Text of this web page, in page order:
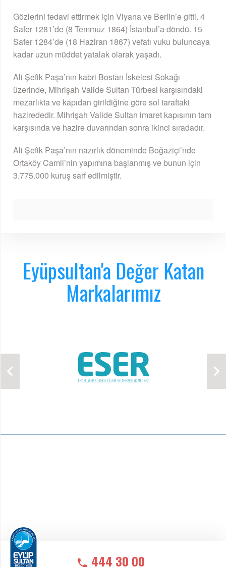
Gözlerini tedavi ettirmek için Viyana ve Berlin’e gitti. 4
Safer 1281’de (8 Temmuz 1864) İstanbul’a döndü. 15
Safer 1284’de (18 Haziran 1867) vefatı vuku buluncaya
kadar uzun müddet yatalak olarak yaşadı.
Ali Şefik Paşa’nın kabri Bostan İskelesi Sokağı
üzerinde, Mihrişah Valide Sultan Türbesi karşısındaki
mezarlıkta ve kapıdan girildiğine göre sol taraftaki
hazirededir. Mihrişah Valide Sultan imaret kapısının tam
karşısında ve hazire duvarından sonra ikinci sıradadır.
Ali Şefik Paşa’nın nazırlık döneminde Boğaziçi’nde
Ortaköy Camii’nin yapımına başlanmış ve bunun için
3.775.000 kuruş sarf edilmiştir.
Eyüpsultan'a Değer Katan
Markalarımız
444 30 00